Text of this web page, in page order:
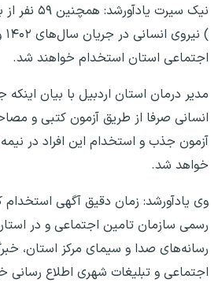
نیک سیرت
اجتماعی استان استخدام خواهند شد.
مدیر درمان استان اردبیل با بیان
انسانی صرفا از طریق آزمون کتبی و
خواهد شد.
وی یادآورشد: زمان دقیق آگهی استخدام
رسمی سازمان تامین اجتماعی و در
رسانه‌های صدا و سیمای مرکز استان،
اجتماعی و تبلیغات شهری اطلاع رسانی